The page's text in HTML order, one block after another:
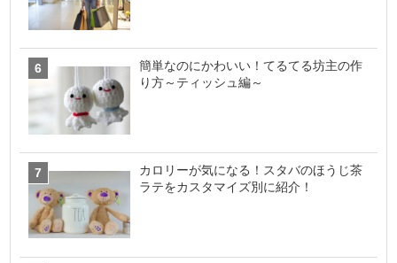
簡単なのにかわいい！てるてる坊主の作
り方～ティッシュ編～
カロリーが気になる！スタバのほうじ茶
ラテをカスタマイズ別に紹介！